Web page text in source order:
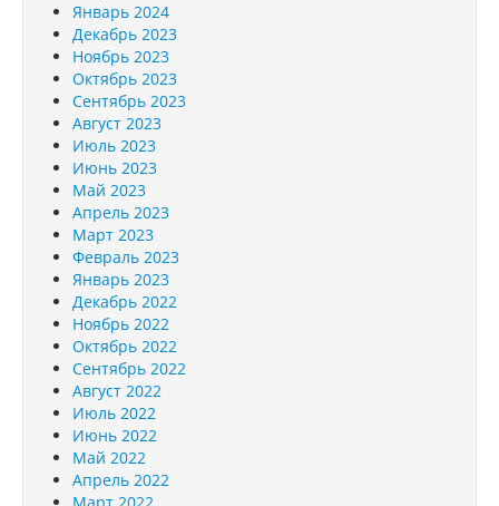
Январь 2024
Декабрь 2023
Ноябрь 2023
Октябрь 2023
Сентябрь 2023
Август 2023
Июль 2023
Июнь 2023
Май 2023
Апрель 2023
Март 2023
Февраль 2023
Январь 2023
Декабрь 2022
Ноябрь 2022
Октябрь 2022
Сентябрь 2022
Август 2022
Июль 2022
Июнь 2022
Май 2022
Апрель 2022